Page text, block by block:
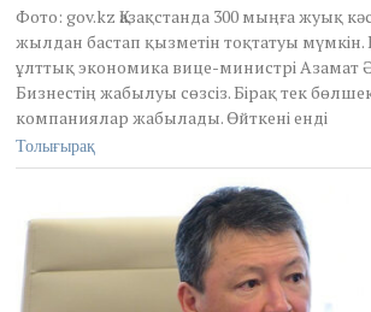
o
b
e
r
2
2
5
Фото: gov.kz Қазақстанда 300 мыңға жуық
жылдан бастап қызметін тоқтатуы мүмкін.
ұлттық экономика вице-министрі Азамат
Бизнестің жабылуы сөзсіз. Бірақ тек
компаниялар жабылады. Өйткені енді
Толығырақ